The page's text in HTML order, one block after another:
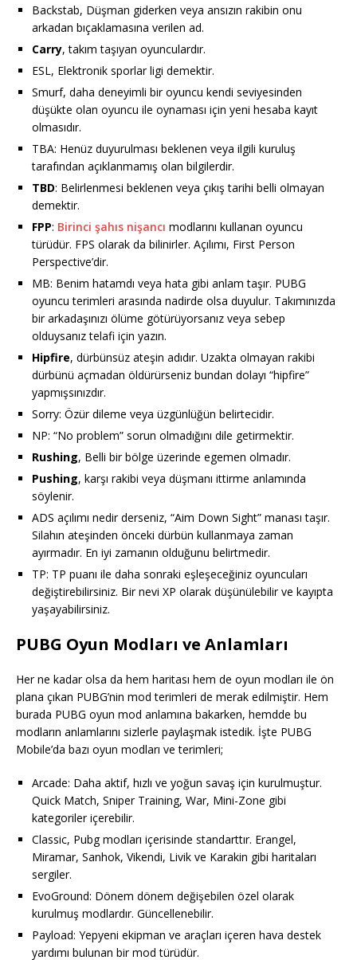
Backstab, Düşman giderken veya ansızın rakibin onu
arkadan bıçaklamasına verilen ad.
Carry, takım taşıyan oyunculardır.
ESL, Elektronik sporlar ligi demektir.
Smurf, daha deneyimli bir oyuncu kendi seviyesinden
düşükte olan oyuncu ile oynaması için yeni hesaba kayıt
olmasıdır.
TBA: Henüz duyurulması beklenen veya ilgili kuruluş
tarafından açıklanmamış olan bilgilerdir.
TBD: Belirlenmesi beklenen veya çıkış tarihi belli olmayan
demektir.
FPP: Birinci şahıs nişancı modlarını kullanan oyuncu
türüdür. FPS olarak da bilinirler. Açılımı, First Person
Perspective’dir.
MB: Benim hatamdı veya hata gibi anlam taşır. PUBG
oyuncu terimleri arasında nadirde olsa duyulur. Takımınızda
bir arkadaşınızı ölüme götürüyorsanız veya sebep
olduysanız telafi için yazın.
Hipfire, dürbünsüz ateşin adıdır. Uzakta olmayan rakibi
dürbünü açmadan öldürürseniz bundan dolayı “hipfire”
yapmışsınızdır.
Sorry: Özür dileme veya üzgünlüğün belirtecidir.
NP: “No problem” sorun olmadığını dile getirmektir.
Rushing, Belli bir bölge üzerinde egemen olmadır.
Pushing, karşı rakibi veya düşmanı ittirme anlamında
söylenir.
ADS açılımı nedir derseniz, “Aim Down Sight” manası taşır.
Silahın ateşinden önceki dürbün kullanmaya zaman
ayırmadır. En iyi zamanın olduğunu belirtmedir.
TP: TP puanı ile daha sonraki eşleşeceğiniz oyuncuları
değiştirebilirsiniz. Bir nevi XP olarak düşünülebilir ve kayıpta
yaşayabilirsiniz.
PUBG Oyun Modları ve Anlamları
Her ne kadar olsa da hem haritası hem de oyun modları ile ön
plana çıkan PUBG’nin mod terimleri de merak edilmiştir. Hem
burada PUBG oyun mod anlamına bakarken, hemdde bu
modların anlamlarını sizlerle paylaşmak istedik. İşte PUBG
Mobile’da bazı oyun modları ve terimleri;
Arcade: Daha aktif, hızlı ve yoğun savaş için kurulmuştur.
Quick Match, Sniper Training, War, Mini-Zone gibi
kategoriler içerebilir.
Classic, Pubg modları içerisinde standarttır. Erangel,
Miramar, Sanhok, Vikendi, Livik ve Karakin gibi haritaları
sergiler.
EvoGround: Dönem dönem değişebilen özel olarak
kurulmuş modlardır. Güncellenebilir.
Payload: Yepyeni ekipman ve araçları içeren hava destek
yardımı bulunan bir mod türüdür.